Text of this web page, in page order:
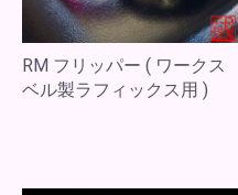
RM フリッパー ( ワークス
ベル製ラフィックス用 )